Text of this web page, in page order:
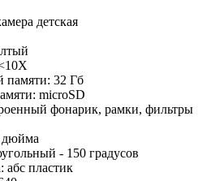
детская
памяти: 32 Гб
microSD
фонарик, рамки, фильтры
дюйма
- 150 градусов
абс пластик